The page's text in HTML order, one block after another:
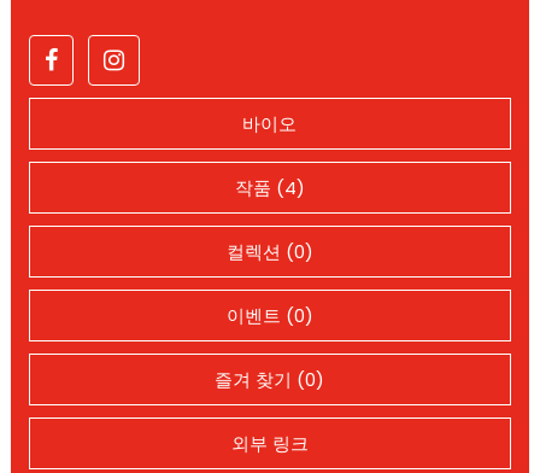
바이오
작품 (4)
컬렉션 (0)
이벤트 (0)
즐겨 찾기 (0)
외부 링크